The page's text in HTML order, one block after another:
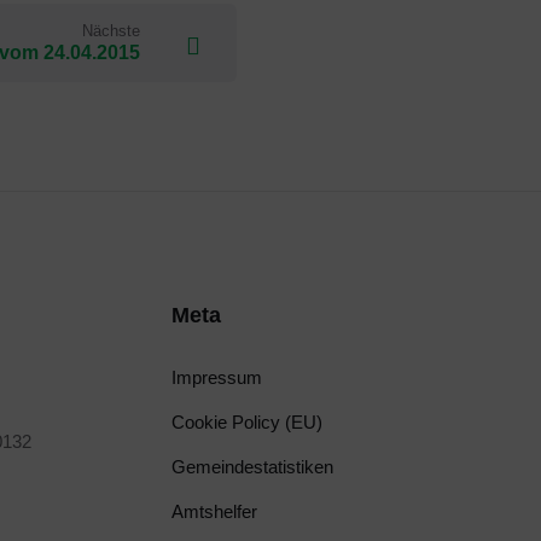
Nächste
24.04.2015
Meta
Impressum
Cookie Policy (EU)
Gemeindestatistiken
Amtshelfer